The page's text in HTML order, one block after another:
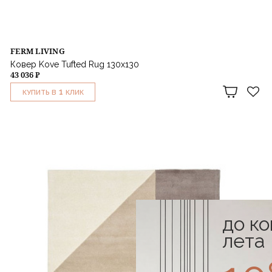
FERM LIVING
Ковер Kove Tufted Rug 130х130
43 036 ₽
КУПИТЬ В 1 КЛИК
до
лета